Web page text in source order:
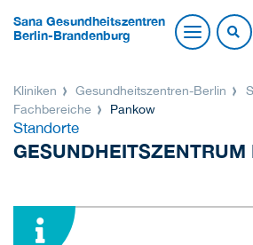
Sana Gesundheitszentren
Berlin-Brandenburg
Kliniken Gesundheitszentren-Berlin
Fachbereiche
Pankow
Standorte
GESUNDHEITSZENTRUM